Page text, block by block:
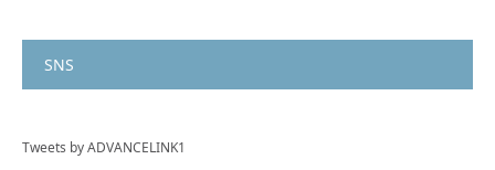
SNS
Tweets by ADVANCELINK1